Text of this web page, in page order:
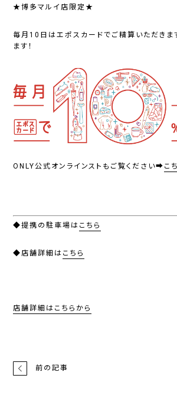
★博多マルイ店限定★
毎月10日はエポスカードでご精算いただきま
ます！
ONLY公式オンラインスト もご覧ください➡ こ
◆提携の駐車場は こちら
◆店舗詳細は こちら
店舗詳細はこちらから
前の記事